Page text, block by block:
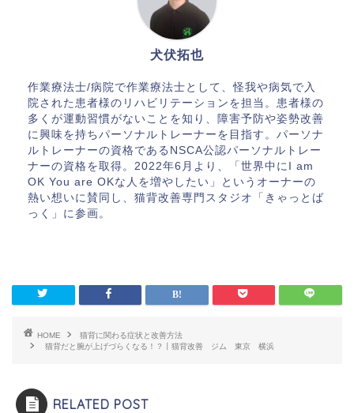
犬伏拓也
作業療法士/病院で作業療法士として、怪我や病気で入
院された患者様のリハビリテーションを担当。患者様の
多くが運動習慣がないことを知り、障害予防や姿勢改善
に興味を持ちパーソナルトレーナーを目指す。パーソナ
ルトレーナーの資格であるNSCA公認パーソナルトレー
ナーの資格を取得。2022年6月より、「世界中にI am
OK You are OKな人を増やしたい」というオーナーの
熱い想いに賛同し、猫背改善専門スタジオ「きゃっとば
っく」に参画。
HOME
猫背に関わる症状と改善方法
猫背だと腕が上げづらくなる！？丨猫背改善 ジム 東京 横浜
RELATED POST